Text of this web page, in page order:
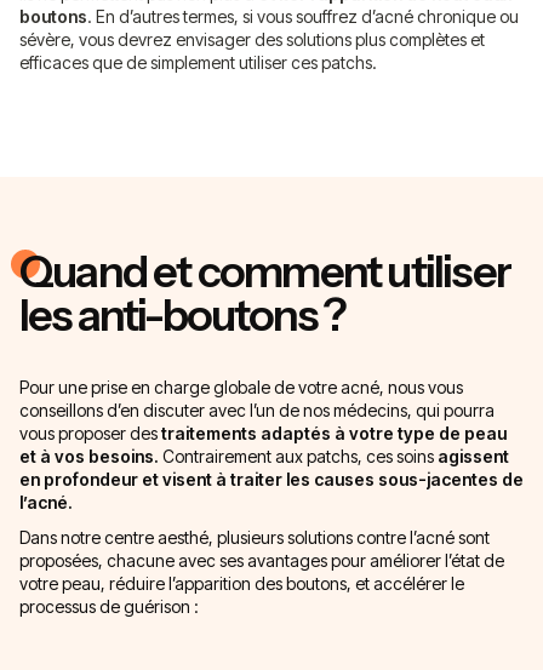
boutons. En d’autres termes, si vous souffrez d’acné chronique ou
sévère, vous devrez envisager des solutions plus complètes et
efficaces que de simplement utiliser ces patchs.
Quand et comment utiliser
les anti-boutons ?
Pour une prise en charge globale de votre acné, nous vous
conseillons d’en discuter avec l’un de nos médecins, qui pourra
vous proposer destraitements adaptés à votre type de peau
et à vos besoins. Contrairement aux patchs, ces soins agissent
en profondeur et visent à traiter les causes sous-jacentes de
l’acné.
Dans notre centre aesthé, plusieurs solutions contre l’acné sont
proposées, chacune avec ses avantages pour améliorer l’état de
votre peau, réduire l’apparition des boutons, et accélérer le
processus de guérison :